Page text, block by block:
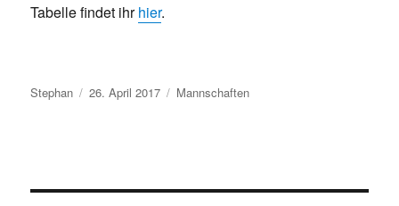
Tabelle findet ihrhier.
Autor
Stephan Veröffentlicht
am
26. April 2017 Kategorien
Mannschaften